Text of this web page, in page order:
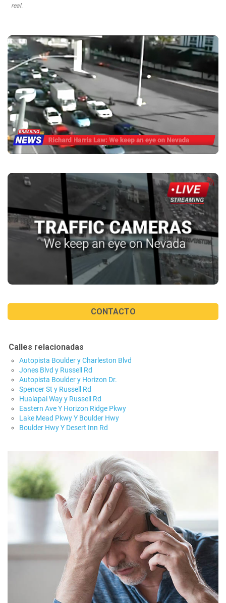
real.
CONTACTO
Calles relacionadas
Autopista Boulder y Charleston Blvd
Jones Blvd y Russell Rd
Autopista Boulder y Horizon Dr.
Spencer St y Russell Rd
Hualapai Way y Russell Rd
Eastern Ave Y Horizon Ridge Pkwy
Lake Mead Pkwy Y Boulder Hwy
Boulder Hwy Y Desert Inn Rd